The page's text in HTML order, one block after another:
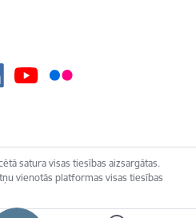
satura visas tiesības aizsargātas.
vienotās platformas visas tiesības